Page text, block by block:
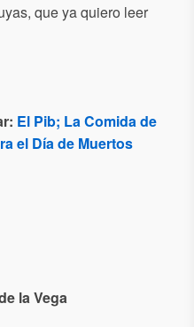
que ya quiero leer
El Pib; La Comida de
el Día de Muertos
la Vega